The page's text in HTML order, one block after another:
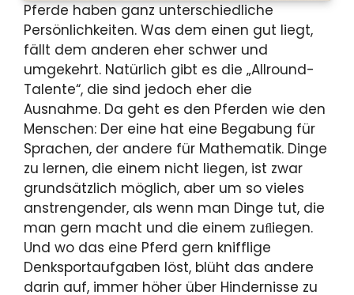
Pferde haben ganz unterschiedliche
Persönlichkeiten. Was dem einen gut liegt,
fällt dem anderen eher schwer und
umgekehrt. Natürlich gibt es die „Allround-
Talente“, die sind jedoch eher die
Ausnahme. Da geht es den Pferden wie den
Menschen: Der eine hat eine Begabung für
Sprachen, der andere für Mathematik. Dinge
zu lernen, die einem nicht liegen, ist zwar
grundsätzlich möglich, aber um so vieles
anstrengender, als wenn man Dinge tut, die
man gern macht und die einem zuﬂiegen.
Und wo das eine Pferd gern knifflige
Denksportaufgaben löst, blüht das andere
darin auf, immer höher über Hindernisse zu